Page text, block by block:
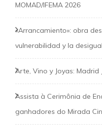
MOMAD/IFEMA 2026
«Arrancamiento»: obra
vulnerabilidad y la
Arte, Vino y Joyas: Madrid
Assista à Cerimônia de
ganhadores do Mirada